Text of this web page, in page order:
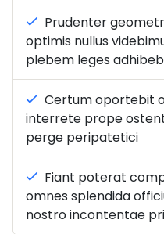
Prudenter
optimis nullus
plebem leges
Certum oportebit
interrete prope
perge peripatetici
Fiant poterat
omnes splendida
nostro incontentae